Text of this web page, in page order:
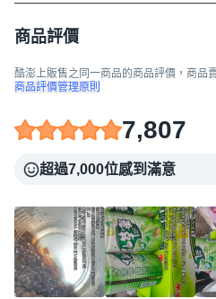
商品評價
酷澎上販售之同一商品的商品評價，商品
商品評價管理原則
7,807
超過7,000位感到滿意